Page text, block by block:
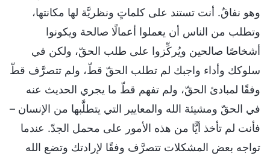
وهو نفاقٌ. أنت تستند على كلماتٍ ونظريَّة لها مكانتها،
وتطلب من الناس أن يعملوا أعمالًا صالحة ويكونوا
أشخاصًا صالحين ويُركِّزوا على طلب الحقّ، ولكن في
سلوكك وأداء واجبك لم تطلب الحقّ قطّ، ولم تتصرَّف قطّ
وفقًا لمبادئ الحقّ، ولم تفهم قطّ ما يجري الحديث عنه
في الحقّ ومشيئة الله والمعايير التي يتطلَّبها من الإنسان –
فأنت لم تأخذ أيًّا من هذه الأمور على محمل الجدّ. عندما
تواجه بعض المشكلات تتصرَّف وفقًا لإرادتك وتضع الله